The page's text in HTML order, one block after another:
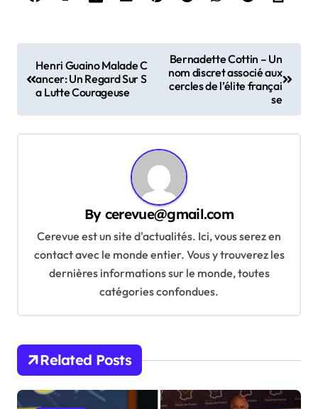
o
i
Henri Guaino Malade C
ancer: Un Regard Sur S
a Lutte Courageuse
Bernadette Cottin – Un
nom discret associé aux
cercles de l’élite françai
se
By cerevue@gmail.com
Cerevue est un site d'actualités. Ici, vous serez en
contact avec le monde entier. Vous y trouverez les
dernières informations sur le monde, toutes
catégories confondues.
Related Posts